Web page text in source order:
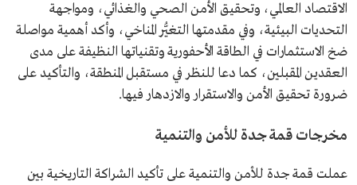
الاقتصاد العالمي، وتحقيق الأمن الصحي والغذائي، ومواجهة
التحديات البيئية، وفي مقدمتها التغيُّر المناخي، وأكد أهمية مواصلة
ضخ الاستثمارات في الطاقة الأحفورية وتقنياتها النظيفة على مدى
العقدين المقبلين، كما دعا للنظر في مستقبل المنطقة، والتأكيد على
ضرورة تحقيق الأمن والاستقرار والازدهار فيها.
مخرجات قمة جدة للأمن والتنمية
عملت قمة جدة للأمن والتنمية على تأكيد الشراكة التاريخية بين